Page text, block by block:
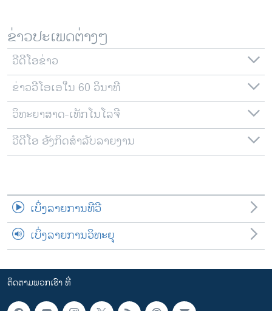
ສຽງ
ລາຍການກະຈາຍສຽງ
ຕິດຕາມພວກເຮົາ ທີ່
ພາສາຕ່າງໆ
ຂ່າວປະເພດຕ່າງໆ
ວີດີໂອຂ່າວ
ຂ່າວວີໂອເອໃນ 60 ວິນາທີ
ວິທະຍາສາດ-ເທັກໂນໂລຈີ
ວີດີໂອ ອັງກິດສຳລັບລາຍງານ
ເບິ່ງລາຍການທີວີ
ເບິ່ງລາຍການວິທະຍຸ
ຕິດຕາມພວກເຮົາ ທີ່